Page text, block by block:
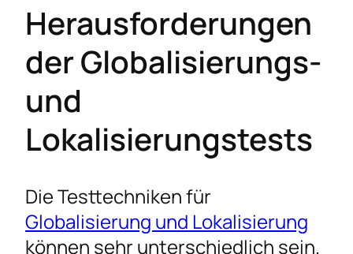
Herausforderungen
der Globalisierungs-
und
Lokalisierungstests
Die Testtechniken für
Globalisierung und Lokalisierung
können sehr unterschiedlich sein.